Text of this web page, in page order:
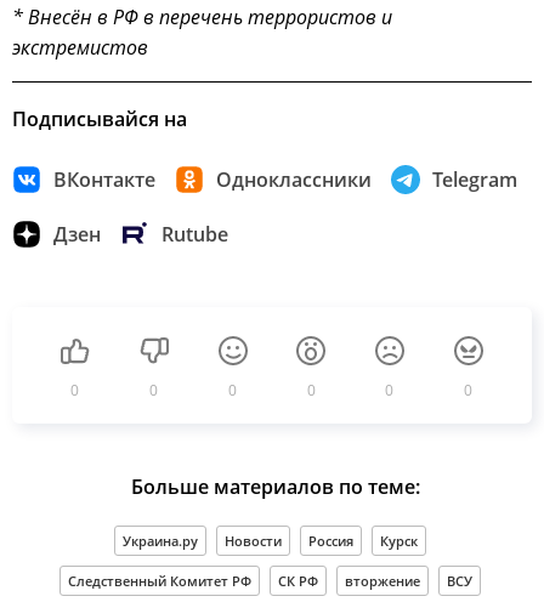
* Внесён в РФ в перечень террористов и
экстремистов
Подписывайся на
ВКонтакте Одноклассники Telegram
Дзен Rutube
0 0 0 0 0 0
Больше материалов по теме:
Украина.ру Новости Россия Курск
Следственный Комитет РФ СК РФ вторжение ВСУ